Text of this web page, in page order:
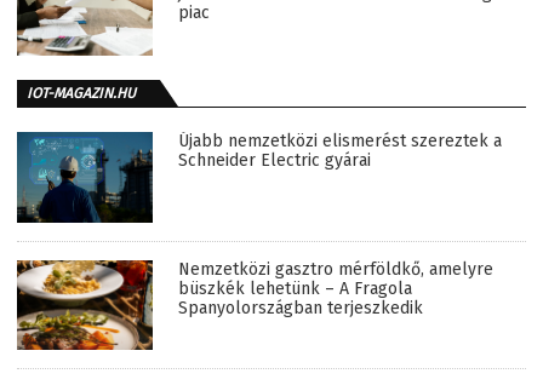
piac
IOT-MAGAZIN.HU
Újabb nemzetközi elismerést szereztek a
Schneider Electric gyárai
Nemzetközi gasztro mérföldkő, amelyre
büszkék lehetünk – A Fragola
Spanyolországban terjeszkedik